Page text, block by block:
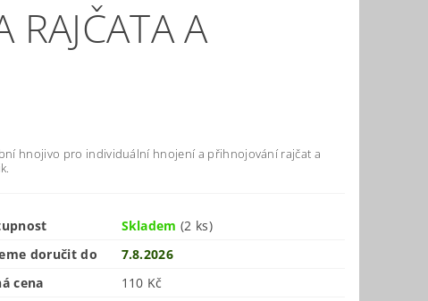
RAJČATA A
hnojivo pro individuální hnojení a přihnojování rajčat a
Skladem(2 ks)
doručit do
7.8.2026
cena
110 Kč